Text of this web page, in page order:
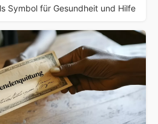
Symbol für Gesundheit und Hilfe